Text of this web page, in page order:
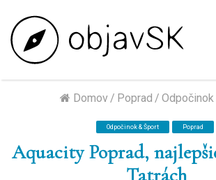
Domov/ Poprad /
Odpočinok & Šport Poprad
Aquacity Poprad,
Tatrách